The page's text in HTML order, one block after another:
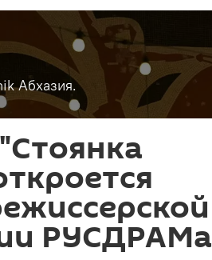
Абхазия.
РУСДРАМа